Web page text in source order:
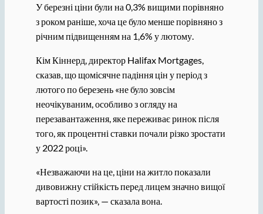
У березні ціни були на 0,3% вищими порівняно
з роком раніше, хоча це було менше порівняно з
річним підвищенням на 1,6% у лютому.
Кім Кіннерд, директор Halifax Mortgages,
сказав, що щомісячне падіння цін у період з
лютого по березень «не було зовсім
неочікуваним, особливо з огляду на
перезавантаження, яке переживає ринок після
того, як процентні ставки почали різко зростати
у 2022 році».
«Незважаючи на це, ціни на житло показали
дивовижну стійкість перед лицем значно вищої
вартості позик», — сказала вона.